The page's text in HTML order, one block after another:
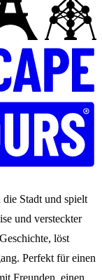
Stadt und spielt
und versteckter
löst
Perfekt für einen